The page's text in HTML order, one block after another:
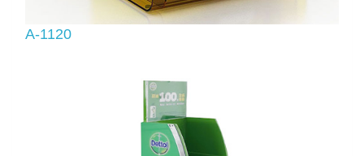
A-1120